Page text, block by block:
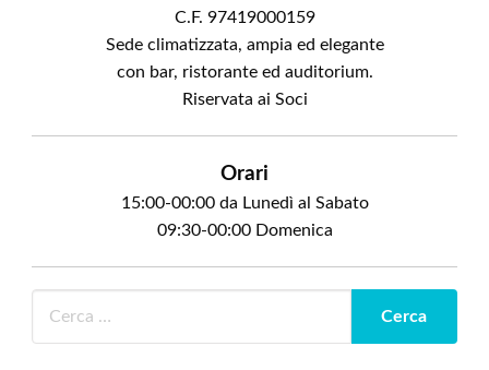
C.F. 97419000159
Sede climatizzata, ampia ed elegante
con bar, ristorante ed auditorium.
Riservata ai Soci
Orari
15:00-00:00 da Lunedì al Sabato
09:30-00:00 Domenica